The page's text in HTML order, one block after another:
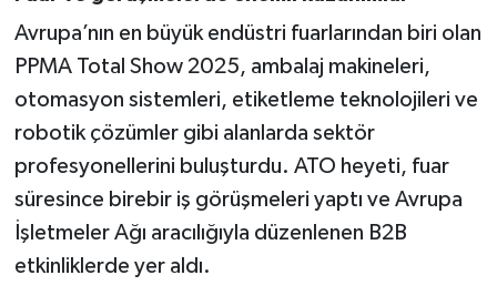
Avrupa’nın en büyük endüstri fuarlarından biri olan
PPMA Total Show 2025, ambalaj makineleri,
otomasyon sistemleri, etiketleme teknolojileri ve
robotik çözümler gibi alanlarda sektör
profesyonellerini buluşturdu. ATO heyeti, fuar
süresince birebir iş görüşmeleri yaptı ve Avrupa
İşletmeler Ağı aracılığıyla düzenlenen B2B
etkinliklerde yer aldı.